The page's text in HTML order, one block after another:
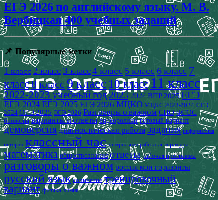
ЕГЭ 2026 по английскому языку. М. В.
Вербицкая 400 учебных заданий
📌 Популярные метки
1 класс 2 класс 3 класс4 класс 5 класс 6 класс 7
класс8 класс 9 класс 10 класс11 класс
2022-2023 учебный год 2023 2024 ВПР 2025 ЕГЭ
ЕГЭ 2024 ЕГЭ 2025 ЕГЭ 2026 МЦКО МЦКО 2023-2024 ОГЭ
2024 ОГЭ 2025 ОГЭ 2026 Разговоры о важном СПО ФГОС
биология варианты и ответы видеоролики готовый вариант
демоверсия диагностическая работа задания информатика
история классный час контрольная работа литература
математика обществознание ответы рабочая программа
разговоры о важном россия мои горизонты
русский язык сочинение тренировочный
вариант физика химия